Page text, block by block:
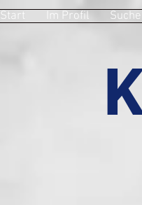
Start Im Profil Suche